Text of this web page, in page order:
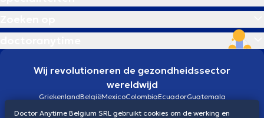
Wij revolutioneren de gezondheidssector
wereldwijd
GriekenlandBelgiëMexicoColombiaEcuadorGuatemala
Doctor Anytime Belgium SRL gebruikt cookies om de werking en